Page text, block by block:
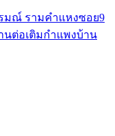
มณ์ รามคำแหงซอย9
นต่อเติมกำแพงบ้าน